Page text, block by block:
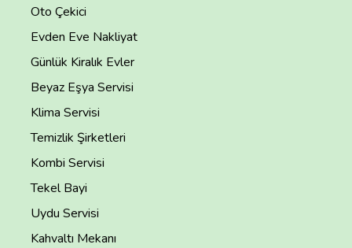
Oto Çekici
Evden Eve Nakliyat
Günlük Kiralık Evler
Beyaz Eşya Servisi
Klima Servisi
Temizlik Şirketleri
Kombi Servisi
Tekel Bayi
Uydu Servisi
Kahvaltı Mekanı